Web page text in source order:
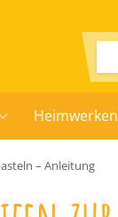
Heimwerken
– Anleitung